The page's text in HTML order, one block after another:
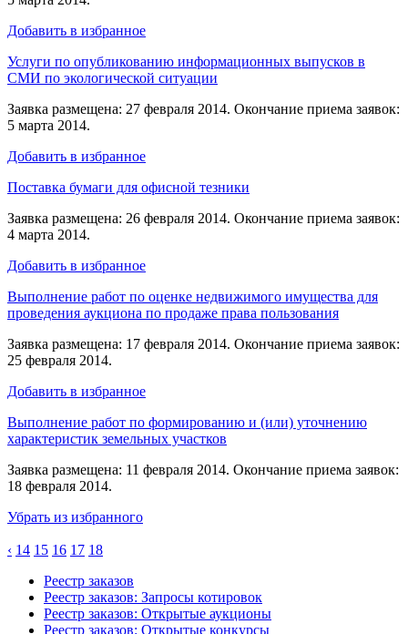
Добавить в избранное
Услуги по опубликованию информационных выпусков в
СМИ по экологической ситуации
Заявка размещена: 27 февраля 2014. Окончание приема заявок:
5 марта 2014.
Добавить в избранное
Поставка бумаги для офисной тезники
Заявка размещена: 26 февраля 2014. Окончание приема заявок:
4 марта 2014.
Добавить в избранное
Выполнение работ по оценке недвижимого имущества для
проведения аукциона по продаже права пользования
Заявка размещена: 17 февраля 2014. Окончание приема заявок:
25 февраля 2014.
Добавить в избранное
Выполнение работ по формированию и (или) уточнению
характеристик земельных участков
Заявка размещена: 11 февраля 2014. Окончание приема заявок:
18 февраля 2014.
Убрать из избранного
‹ 14 15 16 17 18
Реестр заказов
Реестр заказов: Запросы котировок
Реестр заказов: Открытые аукционы
Реестр заказов: Открытые конкурсы